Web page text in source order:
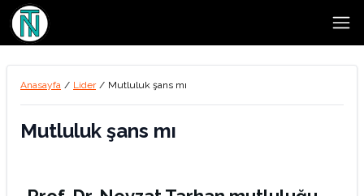
Anasayfa / Lider / Mutluluk şans mı
Mutluluk şans mı